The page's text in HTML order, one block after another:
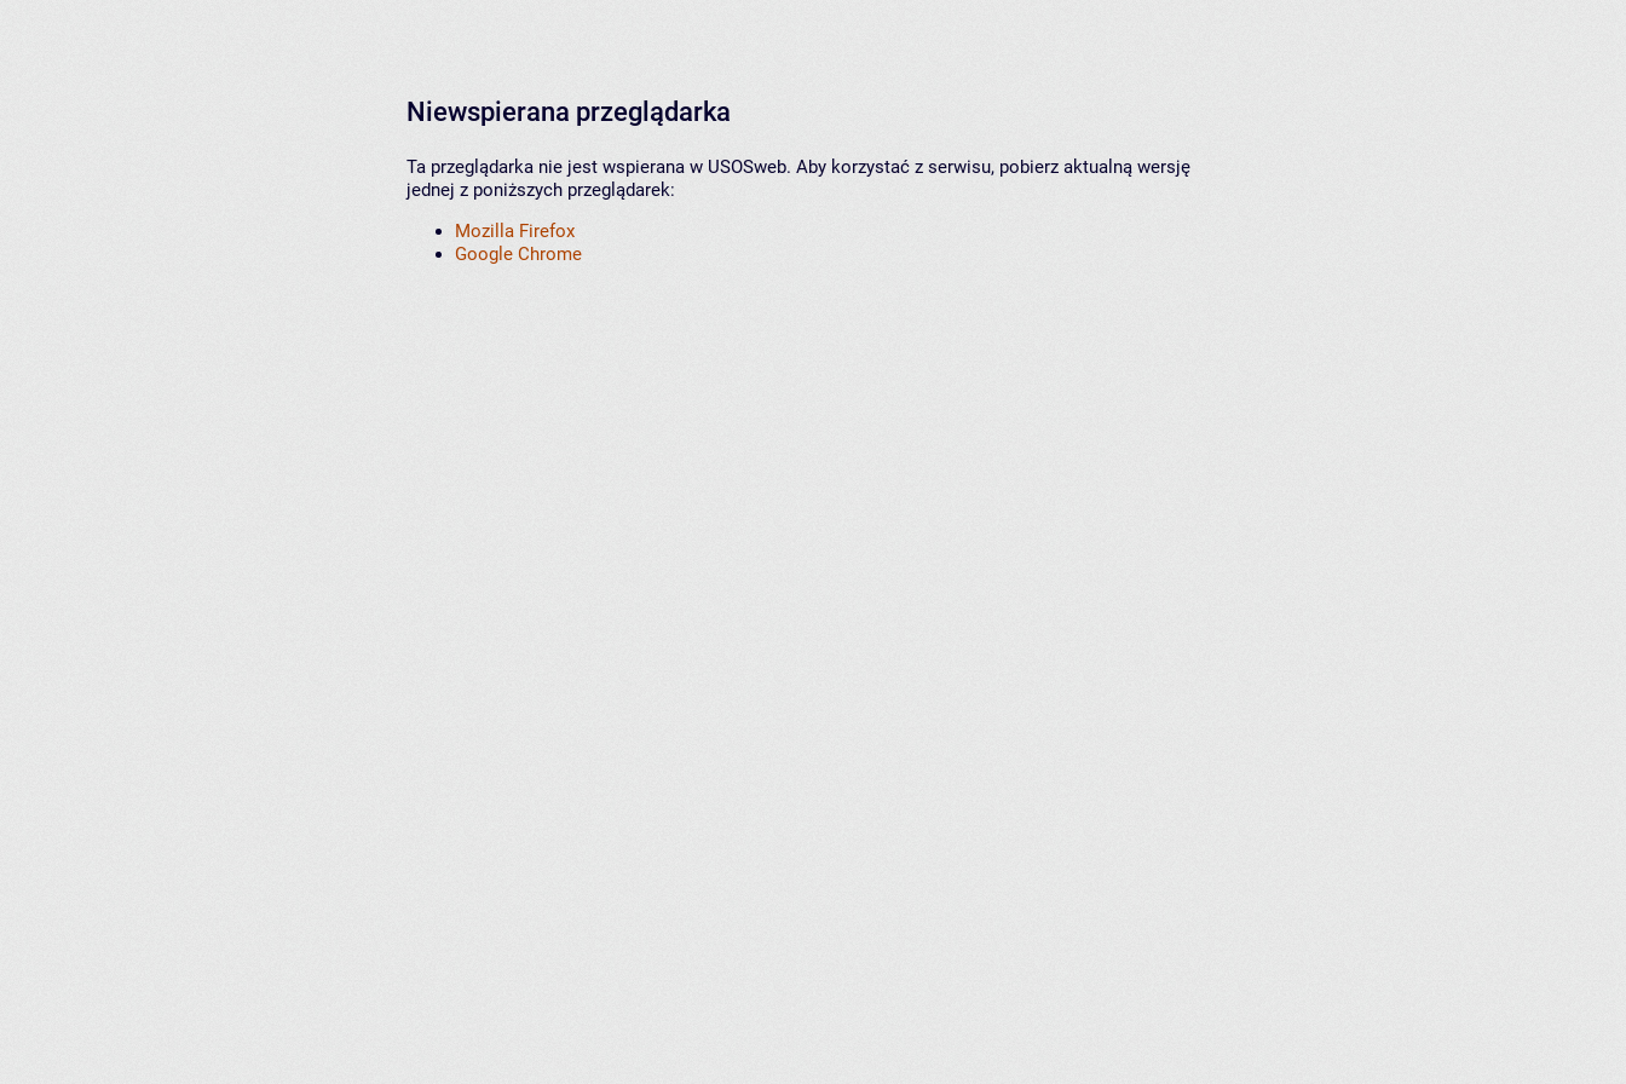
Niewspierana przeglądarka
Ta przeglądarka nie jest wspierana w USOSweb. Aby korzystać z serwisu, pobierz aktualną wersję
jednej z poniższych przeglądarek:
Mozilla Firefox
Google Chrome